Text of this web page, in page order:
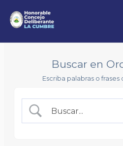
Buscar en
Escriba palabras o